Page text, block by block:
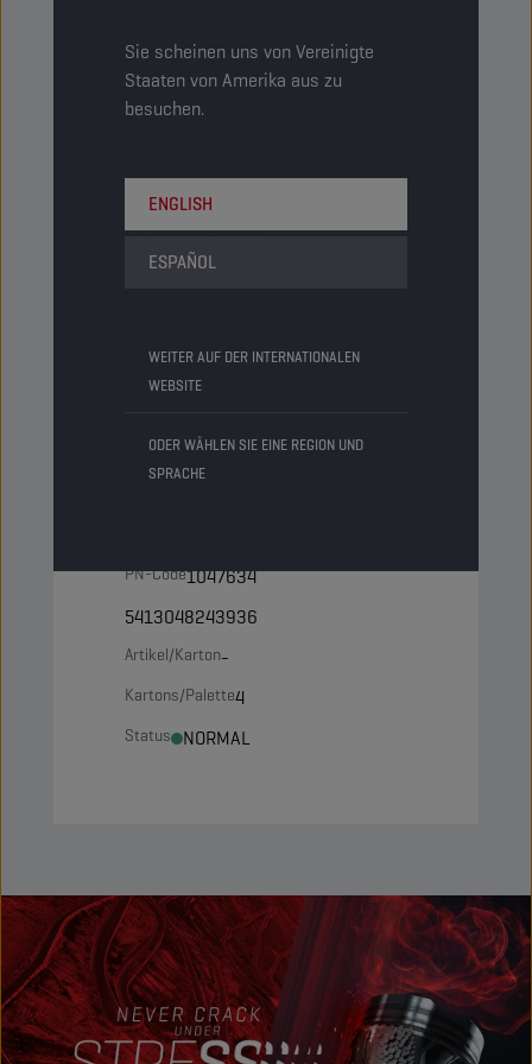
Sie scheinen uns von Vereinigte
Staaten von Amerika aus zu
besuchen.
ENGLISH
ESPAÑOL
WEITER AUF DER INTERNATIONALEN
WEBSITE
ODER WÄHLEN SIE EINE REGION UND
SPRACHE
Status NORMAL
Fass
PN-Code1049309
5413048244841
Kartons/Palette9
Status NORMAL
205 LT
PN-Code1047634
5413048243936
Artikel/Karton-
Kartons/Palette4
Status NORMAL